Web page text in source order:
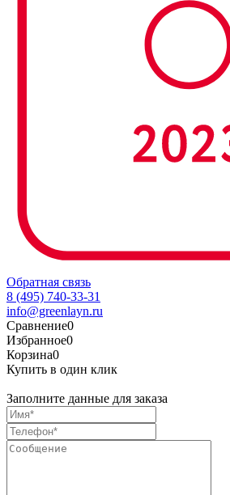
Обратная связь
8 (495) 740-33-31
info@greenlayn.ru
Сравнение0
Избранное0
Корзина0
Купить в один клик
Заполните данные для заказа